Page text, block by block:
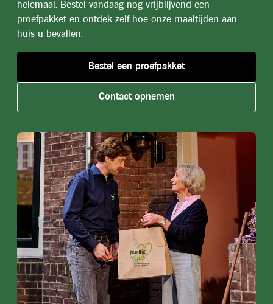
helemaal. Bestel vandaag nog vrijblijvend een
proefpakket en ontdek zelf hoe onze maaltijden aan
huis u bevallen.
Bestel een proefpakket
Contact opnemen